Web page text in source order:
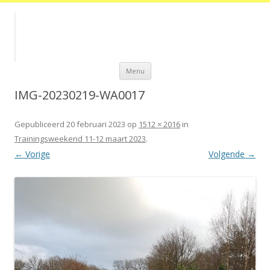
Menu Spring
de
IMG-20230219-WA0017
Gepubliceerd 20 februari 2023 op 1512 × 2016 in
Trainingsweekend 11-12 maart 2023.
← Vorige Volgende →